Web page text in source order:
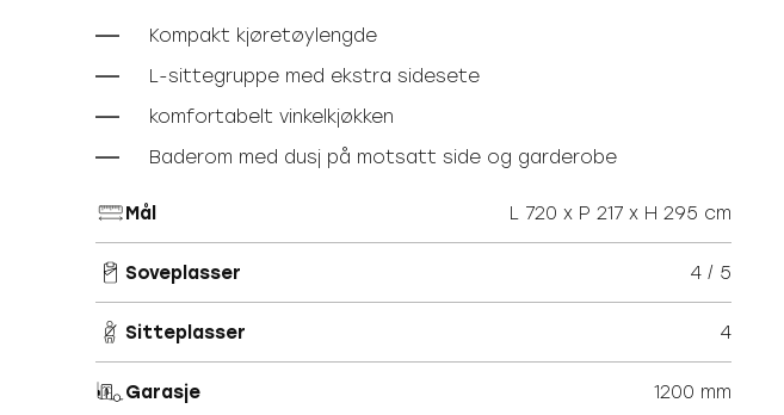
Kompakt kjøretøylengde
L-sittegruppe med ekstra sidesete
komfortabelt vinkelkjøkken
Baderom med dusj på motsatt side og garderobe
Mål L 720 x P 217 x H 295 cm
Soveplasser 4 / 5
Sitteplasser 4
Garasje 1200 mm